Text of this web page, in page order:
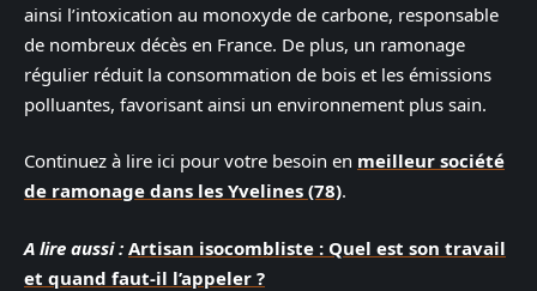
ainsi l’intoxication au monoxyde de carbone, responsable
de nombreux décès en France. De plus, un ramonage
régulier réduit la consommation de bois et les émissions
polluantes, favorisant ainsi un environnement plus sain.
Continuez à lire ici pour votre besoin en meilleur société
de ramonage dans les Yvelines (78).
A lire aussi : Artisan isocombliste : Quel est son travail
et quand faut-il l’appeler ?